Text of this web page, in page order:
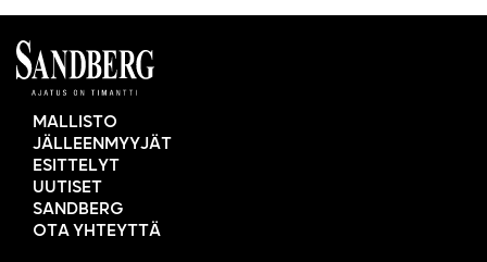
MALLISTO
JÄLLEENMYYJÄT
ESITTELYT
UUTISET
SANDBERG
OTA YHTEYTTÄ